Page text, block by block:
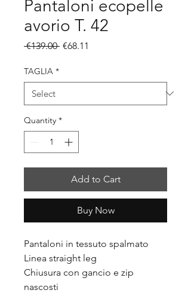
Pantaloni ecopelle
avorio T. 42
€139.00 Regular
€68.11
TAGLIA *
Quantity *
Add to Cart
Buy Now
Pantaloni in tessuto spalmato
Linea straight leg
Chiusura con gancio e zip
nascosti